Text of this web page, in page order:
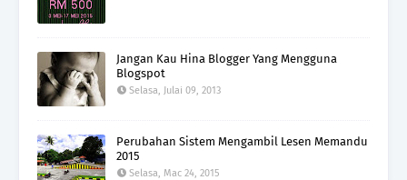
Jangan Kau Hina Blogger Yang Mengguna
Blogspot
Selasa, Julai 09, 2013
Perubahan Sistem Mengambil Lesen Memandu
2015
Selasa, Mac 24, 2015